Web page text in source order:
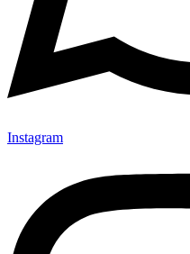
Instagram